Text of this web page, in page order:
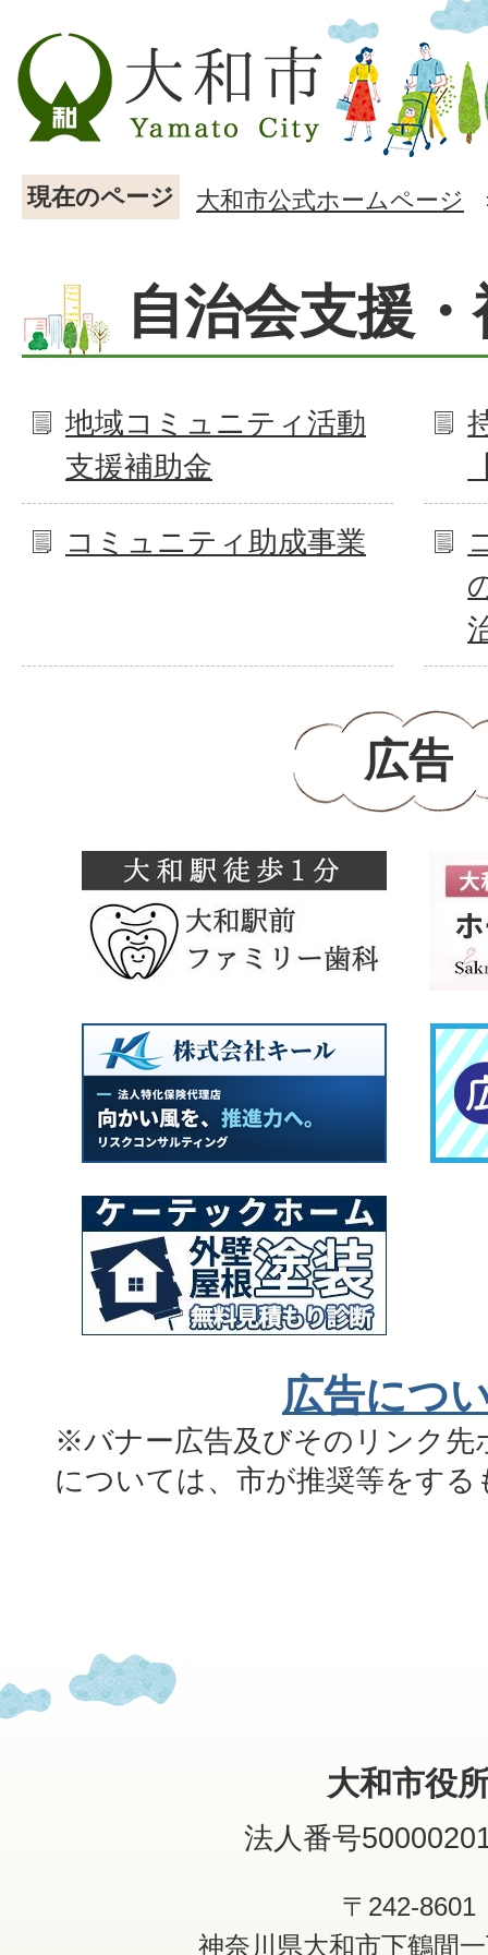
現在のページ 大和市公式ホームページ
自治会支援
地域コミュニティ活動
支援補助金
コミュニティ助成事業
広告
広告につ
※バナー広告及びそのリンク先
については、市が推奨等をす
大和市役
法人番号
〒242-8601
神奈川県大和市下鶴間